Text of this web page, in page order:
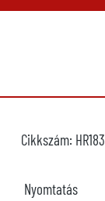
Cikkszám:
Nyomtatás